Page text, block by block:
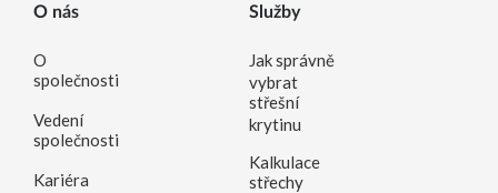
O nás
O
společnosti
Vedení
společnosti
Kariéra
Služby
Jak správně
vybrat
střešní
krytinu
Kalkulace
střechy